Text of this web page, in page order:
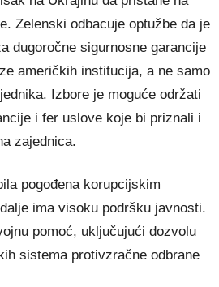
Zelenski odbacuje optužbe da je
dugoročne sigurnosne garancije
američkih institucija, a ne samo
Izbore je moguće održati
i fer uslove koje bi priznali i
zajednica.
pogođena korupcijskim
ima visoku podršku javnosti.
pomoć, uključujući dozvolu
sistema protivzračne odbrane